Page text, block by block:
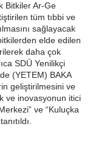
Bitkiler Ar-Ge
tüm tıbbi ve
sağlayacak
elde edilen
daha çok
SDÜ Yenilikçi
(YETEM) BAKA
geliştirilmesini ve
ve inovasyonun itici
ve “Kuluçka